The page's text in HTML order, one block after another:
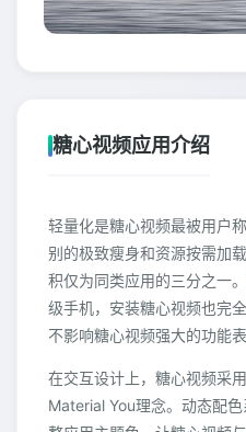
糖心视频应用介绍
轻量化是糖心视频最被用户
别的极致瘦身和资源按需加
积仅为同类应用的三分之一
级手机，安装糖心视频也完
不影响糖心视频强大的功能表
在交互设计上，糖心视频采
Material You理念。动态配